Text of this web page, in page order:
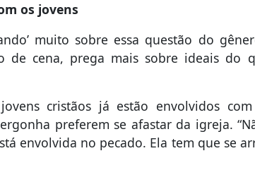
os jovens
muito sobre essa questão do
cena, prega mais sobre ideais do
cristãos já estão envolvidos
preferem se afastar da igreja.
envolvida no pecado. Ela tem que se